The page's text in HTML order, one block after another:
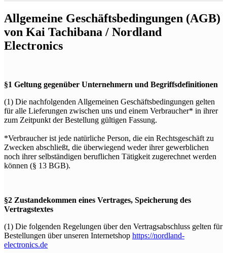
Allgemeine Geschäftsbedingungen (AGB)
von Kai Tachibana / Nordland
Electronics
§1 Geltung gegenüber Unternehmern und Begriffsdefinitionen
(1) Die nachfolgenden Allgemeinen Geschäftsbedingungen gelten
für alle Lieferungen zwischen uns und einem Verbraucher* in ihrer
zum Zeitpunkt der Bestellung gültigen Fassung.
*Verbraucher ist jede natürliche Person, die ein Rechtsgeschäft zu
Zwecken abschließt, die überwiegend weder ihrer gewerblichen
noch ihrer selbständigen beruflichen Tätigkeit zugerechnet werden
können (§ 13 BGB).
§2 Zustandekommen eines Vertrages, Speicherung des
Vertragstextes
(1) Die folgenden Regelungen über den Vertragsabschluss gelten für
Bestellungen über unseren Internetshop https://nordland-
electronics.de